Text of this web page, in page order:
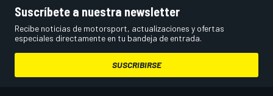
Suscríbete a nuestra newsletter
Recibe noticias de motorsport, actualizaciones y ofertas
especiales directamente en tu bandeja de entrada.
SUSCRIBIRSE